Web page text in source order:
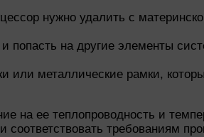
нужно удалить с
попасть на другие элементы
или металлические рамки,
на ее теплопроводность и
требованиям